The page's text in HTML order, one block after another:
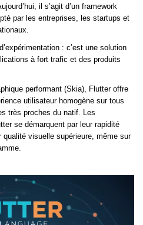
il s’agit d’un framework
par les entreprises, les startups et
: c’est une solution
à fort trafic et des produits
performant (Skia), Flutter offre
utilisateur homogène sur tous
très proches du natif. Les
se démarquent par leur rapidité
qualité visuelle supérieure, même sur